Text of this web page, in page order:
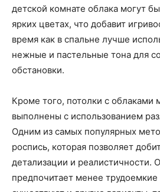
детской комнате облака могут
ярких цветах, что добавит
время как в спальне лучше
нежные и пастельные тона для
обстановки.
Кроме того, потолки с облаками
выполнены с использованием
Одним из самых популярных
роспись, которая позволяет
детализации и реалистичности.
предпочитает менее